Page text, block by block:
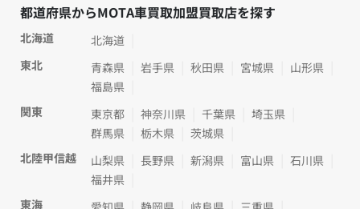
都道府県からMOTA車買取加盟買取店を探す
北海道
北海道
東北
青森県 岩手県 秋田県 宮城県
山形県
福島県
関東
東京都 神奈川県 千葉県
埼玉県
群馬県
栃木県
茨城県
北陸甲信越
山梨県 長野県 新潟県 富山県
石川県
福井県
東海